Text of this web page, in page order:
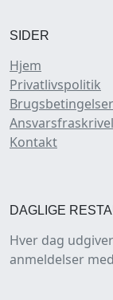
SIDER
Hjem
Privatlivspolitik
Brugsbetingelser
Kontakt
DAGLIGE
Hver dag
anmeldelser